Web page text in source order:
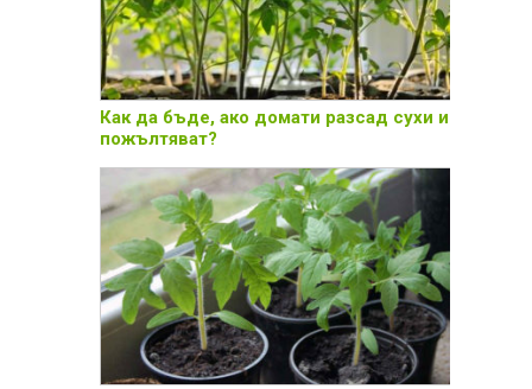
Как да бъде, ако домати разсад сухи и
пожълтяват?